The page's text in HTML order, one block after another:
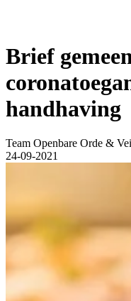
Brief
handhaving
Team Openbare Orde &
24-09-2021